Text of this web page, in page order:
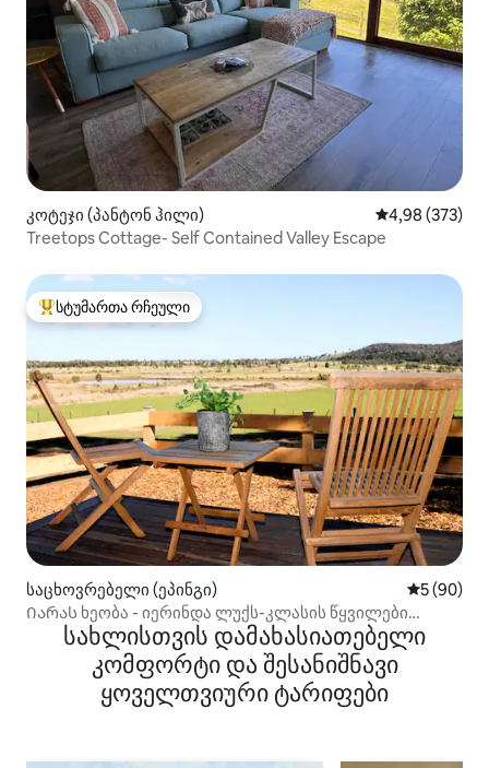
კოტეჯი (პანტონ ჰილი) საშუალო
4,98 (373)
Treetops Cottage- Self Contained Valley Escape
სტუმართა რჩეული მოწინავე ვარიანტი
სტუმართა რჩეული
საცხოვრებელი (ეპინგი) საშუალო
5 (90)
Იარას ხეობა - იერინდა ლუქს-კლასის წყვილები
განმარტოვდებიან.
სახლისთვის დამახასიათებელი
კომფორტი და შესანიშნავი
ყოველთვიური ტარიფები